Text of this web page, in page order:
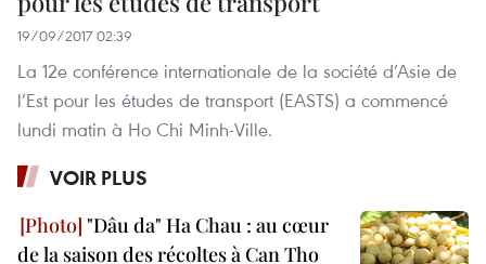
19/09/2017 02:39
La 12e conférence internationale de la société d’Asie de
l’Est pour les études de transport (EASTS) a commencé
lundi matin à Ho Chi Minh-Ville.
VOIR PLUS
"Dâu da" Ha Chau : au cœur
de la saison des récoltes à Can Tho